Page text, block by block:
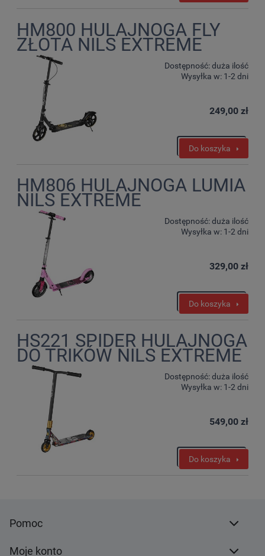
HM800 HULAJNOGA FLY
ZŁOTA NILS EXTREME
Dostępność:duża ilość
Wysyłka w: 1-2 dni
249,00 zł
Do koszyka
HM806 HULAJNOGA LUMIA
NILS EXTREME
Dostępność:duża ilość
Wysyłka w: 1-2 dni
329,00 zł
Do koszyka
HS221 SPIDER HULAJNOGA
DO TRIKÓW NILS EXTREME
Dostępność:duża ilość
Wysyłka w: 1-2 dni
549,00 zł
Do koszyka
Pomoc
Moje konto